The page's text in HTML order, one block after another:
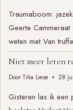
Traumaboom:
Geerte
weten met Van
Niet meer leren
Door Titia Liese 28
Gisteren las ik